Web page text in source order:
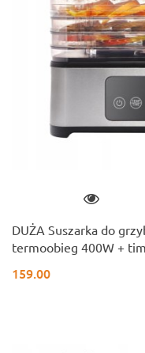
DUŻA Suszarka do
termoobieg 400W +
159.00